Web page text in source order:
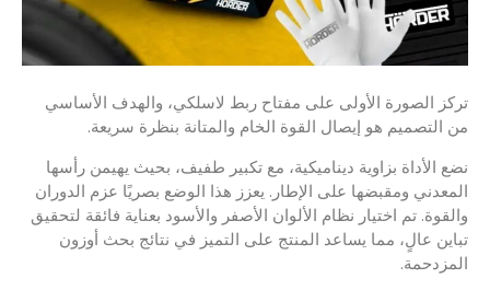
تركز الصورة الأولى على مفتاح ربط لاسلكي، والهدف الأساسي
من التصميم هو إيصال القوة الخام والمتانة بنظرة سريعة.
نضع الأداة بزاوية ديناميكية، مع تكبير طفيف، بحيث يهيمن رأسها
المعدني ومقبضها على الإطار. يعزز هذا الوضع بصريًا عزم الدوران
والقوة. تم اختيار نظام الألوان الأصفر والأسود بعناية فائقة لتحقيق
تباين عالٍ، مما يساعد المنتج على التميز في نتائج بحث أوزون
المزدحمة.